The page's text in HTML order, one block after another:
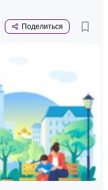
Поделиться